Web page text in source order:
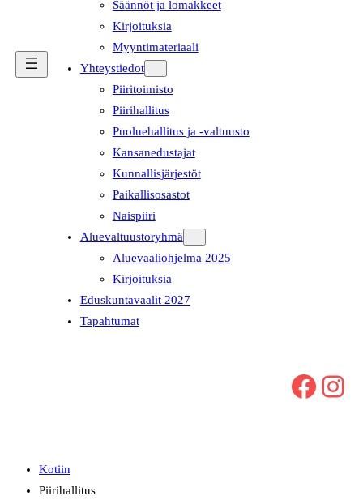
Säännöt ja lomakkeet
Kirjoituksia
Myyntimateriaali
Yhteystiedot
Piiritoimisto
Piirihallitus
Puoluehallitus ja -valtuusto
Kansanedustajat
Kunnallisjärjestöt
Paikallisosastot
Naispiiri
Aluevaltuustoryhmä
Aluevaaliohjelma 2025
Kirjoituksia
Eduskuntavaalit 2027
Tapahtumat
Facebook Instagram
Kotiin
Piirihallitus